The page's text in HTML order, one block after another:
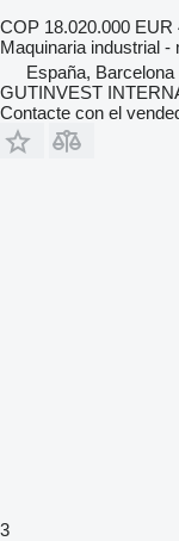
COP 18.020.000 EUR
Maquinaria industrial
España, Barcelona
GUTINVEST
Contacte con el
3